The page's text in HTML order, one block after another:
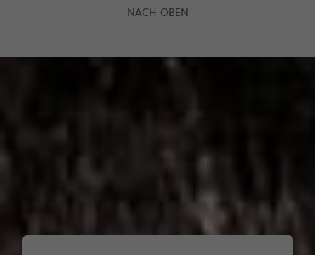
NACH OBEN
WEINVERKAUF GESCHLOSSEN:18. Juli, 25. Juli & 15.